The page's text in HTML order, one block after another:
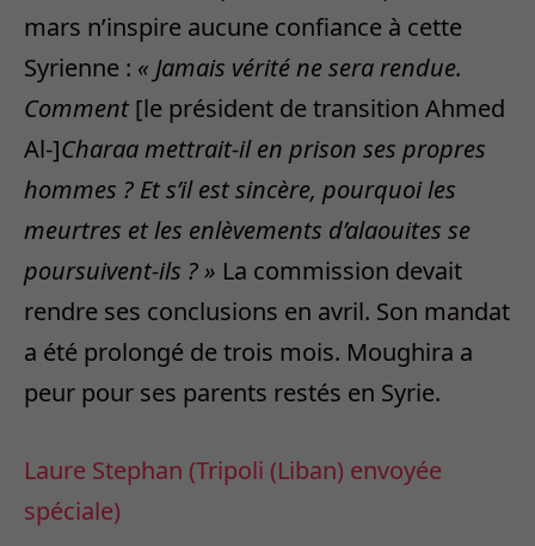
mars n’inspire aucune confiance à cette
Syrienne : « Jamais vérité ne sera rendue.
Comment [le président de transition Ahmed
Al-]Charaa mettrait-il en prison ses propres
hommes ? Et s’il est sincère, pourquoi les
meurtres et les enlèvements d’alaouites se
poursuivent-ils ? » La commission devait
rendre ses conclusions en avril. Son mandat
a été prolongé de trois mois. Moughira a
peur pour ses parents restés en Syrie.
Laure Stephan (Tripoli (Liban) envoyée
spéciale)